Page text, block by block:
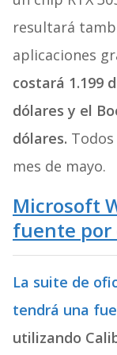
resultará
aplicaciones
costará 1.199
dólares y el
dólares.
mes de mayo.
Microsoft
fuente por
La suite de
tendrá una
utilizando